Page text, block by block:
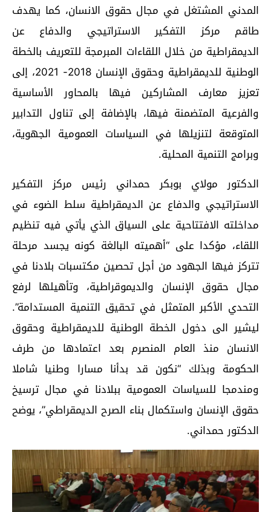
المدني المشتغل في مجال حقوق الانسان، كما يهدف
طاقم مركز التفكير الاستراتيجي والدفاع عن
الديمقراطية من خلال اللقاءات المبرمجة للتعريف بالخطة
الوطنية للديمقراطية وحقوق الإنسان 2018- 2021، إلى
تعزيز معارف المشاركين فيها بالمحاور الأساسية
والفرعية المتضمنة فيها، بالإضافة إلى تناول التدابير
المتوقعة لتنزيلها في السياسات العمومية الجهوية،
وبرامج التنمية المحلية.
الدكتور مولاي بوبكر حمداني رئيس مركز التفكير
الاستراتيجي والدفاع عن الديمقراطية سلط الضوء في
مداخلته الافتتاحية على السياق الذي يأتي فيه تنظيم
اللقاء، مؤكدا على “أهميته البالغة كونه يجسد مرحلة
تتركز فيها الجهود من أجل تحصين مكتسبات بلادنا في
مجال حقوق الإنسان والديموقراطية، وتأهيلها لرفع
التحدي الأكبر المتمثل في تحقيق التنمية المستدامة”.
ليشير الى دخول الخطة الوطنية للديمقراطية وحقوق
الانسان منذ العام المنصرم بعد اعتمادها من طرف
الحكومة وبذلك “نكون قد بدأنا مسارا وطنيا شاملا
ومندمجا للسياسات العمومية ببلادنا في مجال ترسيخ
حقوق الإنسان واستكمال بناء الصرح الديمقراطي”، يوضح
الدكتور حمداني.